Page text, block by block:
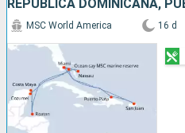
MSC World America 16 d